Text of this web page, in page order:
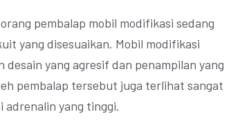
pembalap mobil modifikasi sedang
yang disesuaikan. Mobil modifikasi
yang agresif dan penampilan yang
pembalap tersebut juga terlihat sangat
adrenalin yang tinggi.